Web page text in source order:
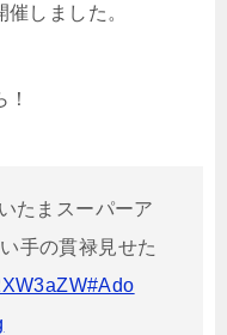
しました。
たまスーパーア
手の貫禄見せた
#Ado